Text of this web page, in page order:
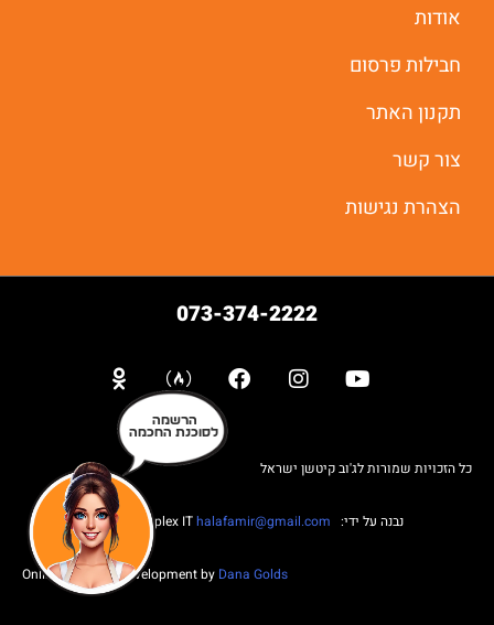
אודות
חבילות פרסום
תקנון האתר
צור קשר
הצהרת נגישות
073-374-2222
כל הזכויות שמורות לג'וב קיטשן ישראל
נבנה על ידי: Web complex IT halafamir@gmail.com
Online Business Development by Dana Golds
הרשמה
לסוכנת החכמה